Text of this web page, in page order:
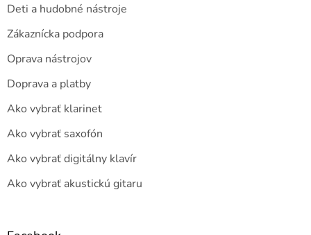
Deti a hudobné nástroje
Zákaznícka podpora
Oprava nástrojov
Doprava a platby
Ako vybrať klarinet
Ako vybrať saxofón
Ako vybrať digitálny klavír
Ako vybrať akustickú gitaru